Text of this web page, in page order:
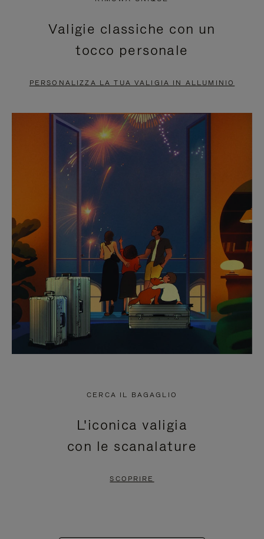
PAUSA,
PREMERE
METTERLO
PAUSA
PREMI
PER
ATTIVARE
Valigie classiche con un
tocco personale
PERSONALIZZA LA TUA VALIGIA IN ALLUMINIO
CERCA IL BAGAGLIO
L'iconica valigia
con le scanalature
SCOPRIRE